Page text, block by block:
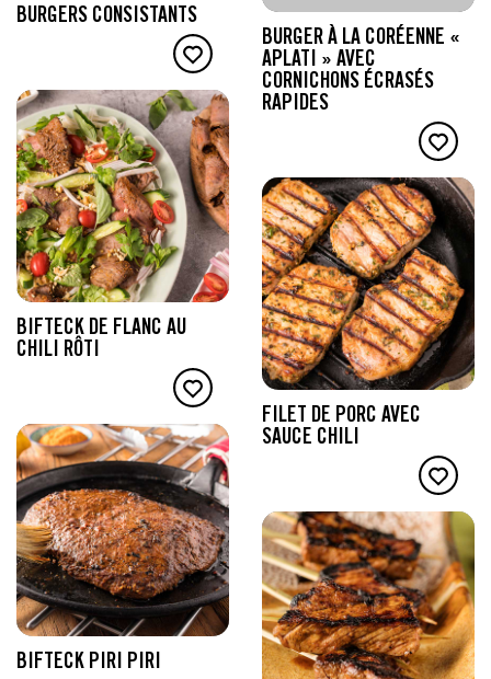
BURGERS CONSISTANTS
BURGER À LA CORÉENNE «
APLATI » AVEC
CORNICHONS ÉCRASÉS
RAPIDES
BIFTECK DE FLANC AU
CHILI RÔTI
FILET DE PORC AVEC
SAUCE CHILI
BIFTECK PIRI PIRI